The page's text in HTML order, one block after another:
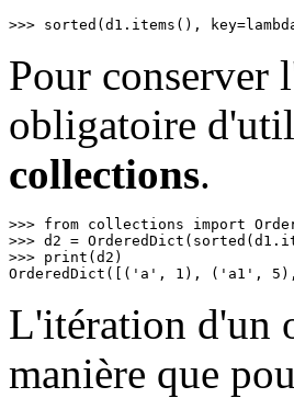
>>> sorted(d1.items(),
Pour conserver
obligatoire
collections.
>>> from collections import
>>> d2 =
>>> print(d2)
OrderedDict([('a', 1),
L'itération d'un
manière que